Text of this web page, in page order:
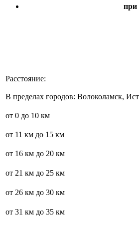
при
Расстояние:
В пределах городов: Волоколамск,
от 0 до 10 км
от 11 км до 15 км
от 16 км до 20 км
от 21 км до 25 км
от 26 км до 30 км
от 31 км до 35 км